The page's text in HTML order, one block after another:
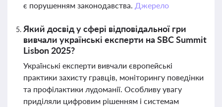
є порушенням законодавства. Джерело
Який досвід у сфері відповідальної гри
вивчали українські експерти на SBC Summit
Lisbon 2025?
Українські експерти вивчали європейські
практики захисту гравців, моніторингу поведінки
та профілактики лудоманії. Особливу увагу
приділяли цифровим рішенням і системам